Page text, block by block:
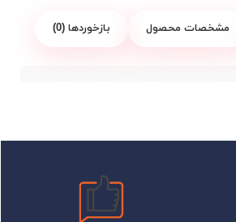
مشخصات محصول بازخوردها (0)